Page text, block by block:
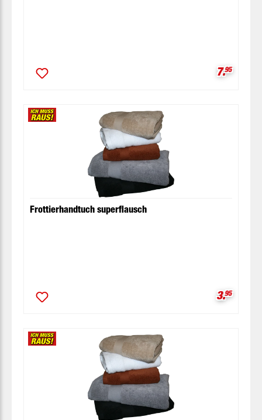
7.95
Frottierhandtuch superflausch
3.95